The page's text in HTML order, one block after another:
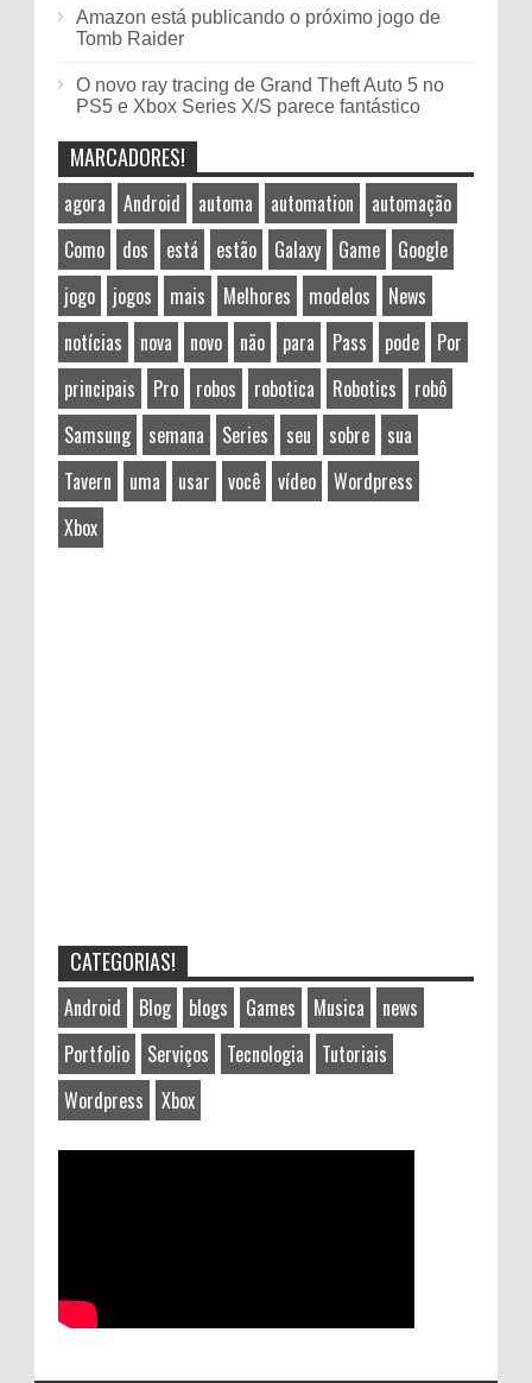
Amazon está publicando o próximo jogo de
Tomb Raider
O novo ray tracing de Grand Theft Auto 5 no
PS5 e Xbox Series X/S parece fantástico
MARCADORES!
agora Android automa automation
automação
Como
dos está estão Galaxy Game
Google
jogo
jogos mais Melhores modelos
News
notícias
nova novo não para Pass pode
Por
principais
Pro robos robotica Robotics
robô
Samsung
semana Series seu sobre
sua
Tavern
uma usar você vídeo
Wordpress
Xbox
CATEGORIAS!
Android Blog blogs Games Musica
news
Portfolio
Serviços Tecnologia
Tutoriais
Wordpress
Xbox